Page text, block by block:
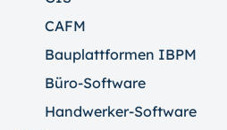
CAFM
Bauplattformen IBPM
Büro-Software
Handwerker-Software